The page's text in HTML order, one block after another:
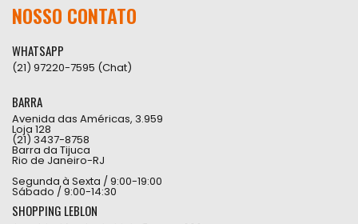
NOSSO CONTATO
WHATSAPP
(21) 97220-7595 (Chat)
BARRA
Avenida das Américas, 3.959
Loja 128
(21) 3437-8758
Barra da Tijuca
Rio de Janeiro-RJ
Segunda à Sexta / 9:00-19:00
Sábado / 9:00-14:30
SHOPPING LEBLON